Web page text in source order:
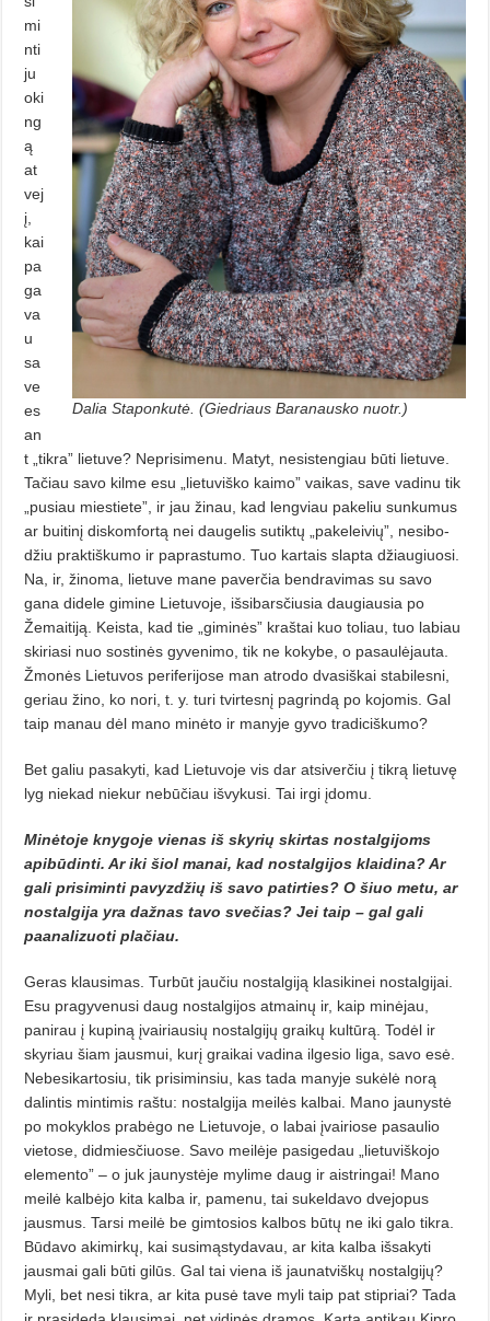
Dalia Staponkutė. (Giedriaus Baranausko nuotr.)
mi
nti
ju
oki
ng
ą
at
vej
į,
kai
pa
ga
va
u
sa
ve
es
an
t „tikra” lietuve? Neprisimenu. Matyt, nesi­sten­giau būti lietuve.
Tačiau savo kil­me esu „lietuviško kaimo” vaikas, sa­ve vadinu tik
„pusiau miestiete”, ir jau žinau, kad lengviau pakeliu sun­ku­mus
ar buitinį diskomfortą nei dau­gelis sutiktų „pakeleivių”, nesibo­­
džiu praktiškumo ir paprastumo. Tuo kartais slapta džiaugiuosi.
Na, ir, žinoma, lietuve mane paverčia bendravimas su savo
gana didele gimine Lietuvoje, išsibarsčiusia daugiausia po
Žemaitiją. Keista, kad tie „gimi­nės” kraštai kuo toliau, tuo labiau
skiriasi nuo sostinės gyvenimo, tik ne kokybe, o pasaulėjauta.
Žmonės Lie­tuvos periferijose man atrodo dva­siškai stabilesni,
geriau žino, ko nori, t. y. turi tvirtesnį pagrindą po kojo­mis. Gal
taip manau dėl mano minėto ir manyje gyvo tradiciškumo?
Bet galiu pasakyti, kad Lietuvoje vis dar atsiverčiu į tikrą lietuvę
lyg niekad niekur nebūčiau išvykusi. Tai irgi įdomu.
Minėtoje knygoje vienas iš sky­­rių skirtas nostalgijoms
apibū­dinti. Ar iki šiol manai, kad nostalgijos klaidina? Ar
gali prisimin­ti pavyzdžių iš savo patirties? O šiuo metu, ar
nostalgija yra dažnas tavo svečias? Jei taip – gal gali
paanalizuoti plačiau.
Geras klausimas. Turbūt jaučiu nostalgiją klasikinei nostalgijai.
Esu pragyvenusi daug nostalgijos atmai­nų ir, kaip minėjau,
panirau į kupiną įvairiausių nostalgijų graikų kultū­rą. Todėl ir
skyriau šiam jausmui, ku­rį graikai vadina ilgesio liga, savo esė.
Nebesikartosiu, tik prisiminsiu, kas tada manyje sukėlė norą
dalintis mintimis raštu: nostalgija meilės kal­bai. Mano jaunystė
po mokyklos pra­bėgo ne Lietuvoje, o labai įvairiose pa­saulio
vietose, didmiesčiuose. Savo meilėje pasigedau „lietuviškojo
elemento” – o juk jaunystėje mylime daug ir aistringai! Mano
meilė kal­bėjo kita kalba ir, pamenu, tai sukeldavo dvejopus
jausmus. Tarsi meilė be gimtosios kalbos būtų ne iki galo tikra.
Būdavo akimirkų, kai susimąs­tydavau, ar kita kalba išsakyti
jausmai gali būti gilūs. Gal tai viena iš jaunatviškų nostalgijų?
Myli, bet nesi tikra, ar kita pusė tave myli taip pat stipriai? Tada